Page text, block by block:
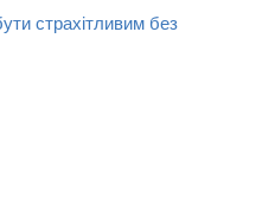
страхітливим без